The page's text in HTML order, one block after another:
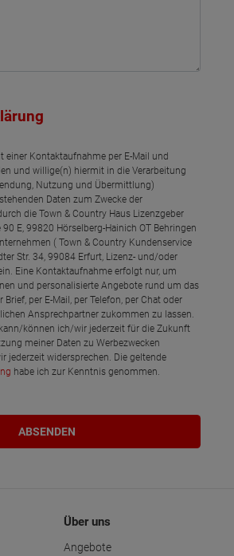
Kontaktaufnahme per E-Mail und
und willige(n) hiermit in die Verarbeitung
Nutzung und Übermittlung)
Daten zum Zwecke der
die Town & Country Haus Lizenzgeber
90 E, 99820 Hörselberg-Hainich OT Behringen
( Town & Country Kundenservice
Str. 34, 99084 Erfurt, Lizenz- und/oder
Eine Kontaktaufnahme erfolgt nur, um
und personalisierte Angebote rund um das
Brief, per E-Mail, per Telefon, per Chat oder
Ansprechpartner zukommen zu lassen.
können ich/wir jederzeit für die Zukunft
meiner Daten zu Werbezwecken
jederzeit widersprechen. Die geltende
habe ich zur Kenntnis genommen.
Über uns
Angebote